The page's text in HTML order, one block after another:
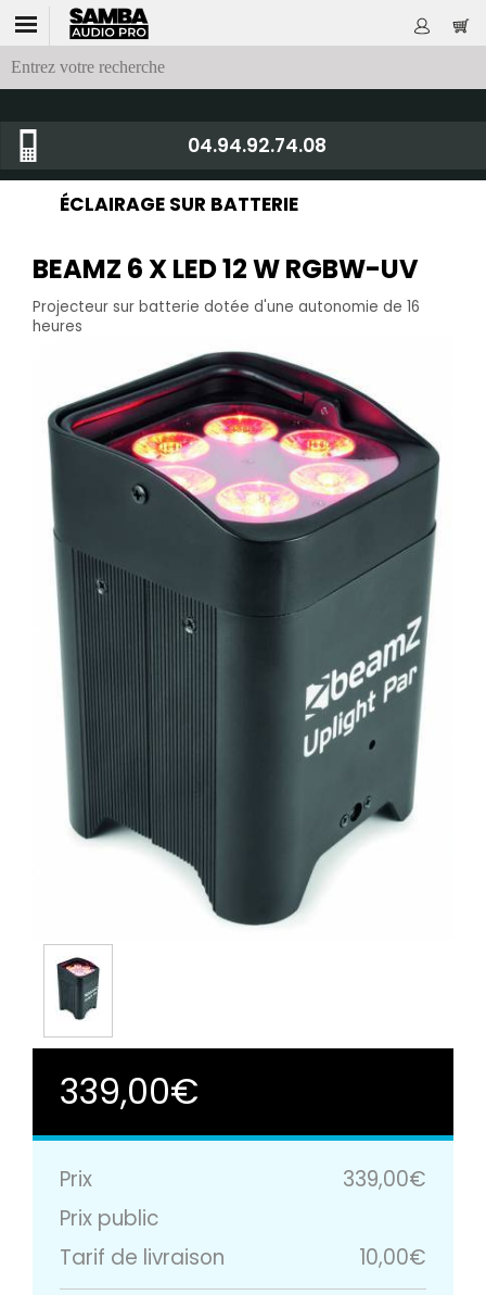
04.94.92.74.08
ÉCLAIRAGE SUR BATTERIE
BEAMZ 6 X LED 12 W RGBW-UV
Projecteur sur batterie dotée d'une autonomie de 16
heures
339,00€
Prix
339,00€
Prix public
Tarif de livraison
10,00€